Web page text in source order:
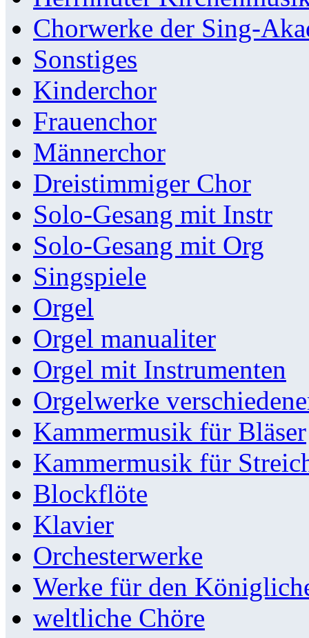
Chorwerke der Sing-
Sonstiges
Kinderchor
Frauenchor
Männerchor
Dreistimmiger Chor
Solo-Gesang mit Instr
Solo-Gesang mit Org
Singspiele
Orgel
Orgel manualiter
Orgel mit Instrumenten
Orgelwerke
Kammermusik für Bläser
Kammermusik für
Blockflöte
Klavier
Orchesterwerke
Werke für den
weltliche Chöre